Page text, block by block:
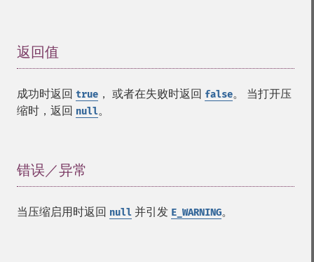
返回值
成功时返回 true ， 或者在失败时返回 false。 当打开压
缩时，返回 null。
错误／异常
当压缩启用时返回 null 并引发 E_WARNING。